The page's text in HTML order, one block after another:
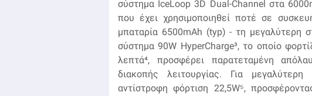
σύστημα IceLoop 3D Dual-Channel στα
που έχει χρησιμοποιηθεί ποτέ σε
μπαταρία 6500mAh (typ) - τη μεγαλύτερη
σύστημα 90W HyperCharge³, το οποίο
λεπτά⁴, προσφέρει παρατεταμένη
διακοπής λειτουργίας. Για
αντίστροφη φόρτιση 22,5W⁵,